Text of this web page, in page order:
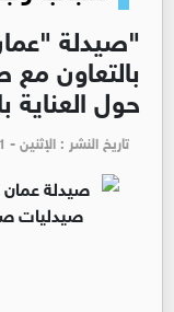
"صيدلة
بالتعاون
حول العناية
تاريخ النشر : الإثنين - am 10:38 | 2024-11-11